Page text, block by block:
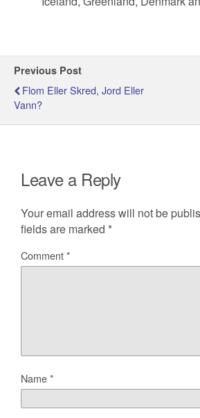
Previous Post
Flom Eller Skred, Jord Eller
Vann?
Leave a Reply
Your email address will not be
fields are marked *
Comment*
Name*